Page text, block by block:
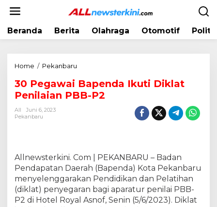
Beranda Berita Olahraga Otomotif
Home / Pekanbaru
P
e
B
a
p
e
n
d
30 Pegawai Bapenda Ikuti Diklat
Penilaian PBB-P2
All
Juni 6, 2023
Pekanbaru
Allnewsterkini. Com | PEKANBARU – Badan
Pendapatan Daerah (Bapenda) Kota Pekanbaru
menyelenggarakan Pendidikan dan Pelatihan
(diklat) penyegaran bagi aparatur penilai PBB-
P2 di Hotel Royal Asnof, Senin (5/6/2023). Diklat